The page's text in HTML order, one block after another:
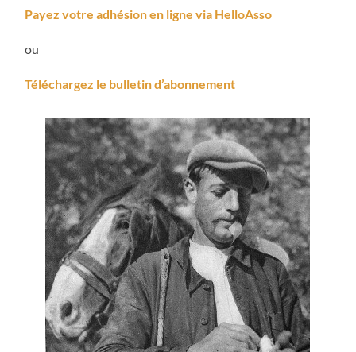
Payez votre adhésion en ligne via HelloAsso
ou
Téléchargez le bulletin d’abonnement